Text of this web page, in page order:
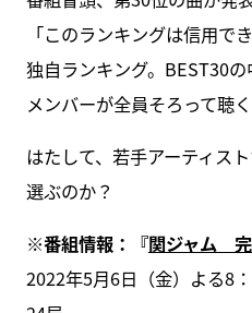
「このランキングは信用で
独自ランキング。BEST30
メンバーが全員そろって聴
はたして、若手アーティス
選ぶのか？
※番組情報：『関ジャム
2022年5月6日（金）よる8